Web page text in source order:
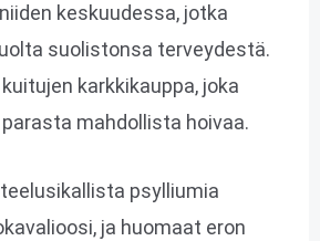
keskuudessa, jotka
suolistonsa terveydestä.
karkkikauppa, joka
mahdollista hoivaa.
psylliumia
ja huomaat eron